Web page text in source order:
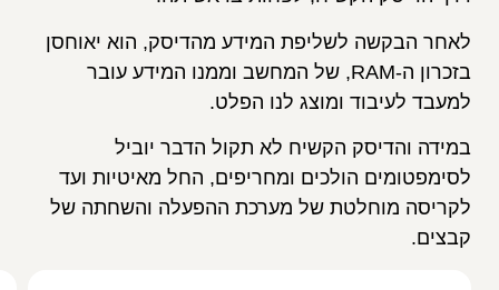
לאחר הבקשה לשליפת המידע מהדיסק, הוא יאוחסן
בזכרון ה-RAM, של המחשב וממנו המידע עובר
למעבד לעיבוד ומוצג לנו הפלט.
במידה והדיסק הקשיח לא תקול הדבר יוביל
לסימפטומים הולכים ומחריפים, החל מאיטיות ועד
לקריסה מוחלטת של מערכת ההפעלה והשחתה של
קבצים.